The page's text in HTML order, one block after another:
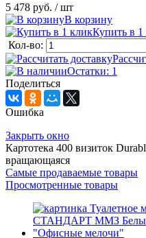
5 478 руб. / шт
В корзину
Купить в 1
Кол-во:
Остатки: 1
Поделиться
Ошибка
Закрыть окно
Картотека 400 визиток
вращающаяся
Самые продаваемые товары
Просмотренные товары